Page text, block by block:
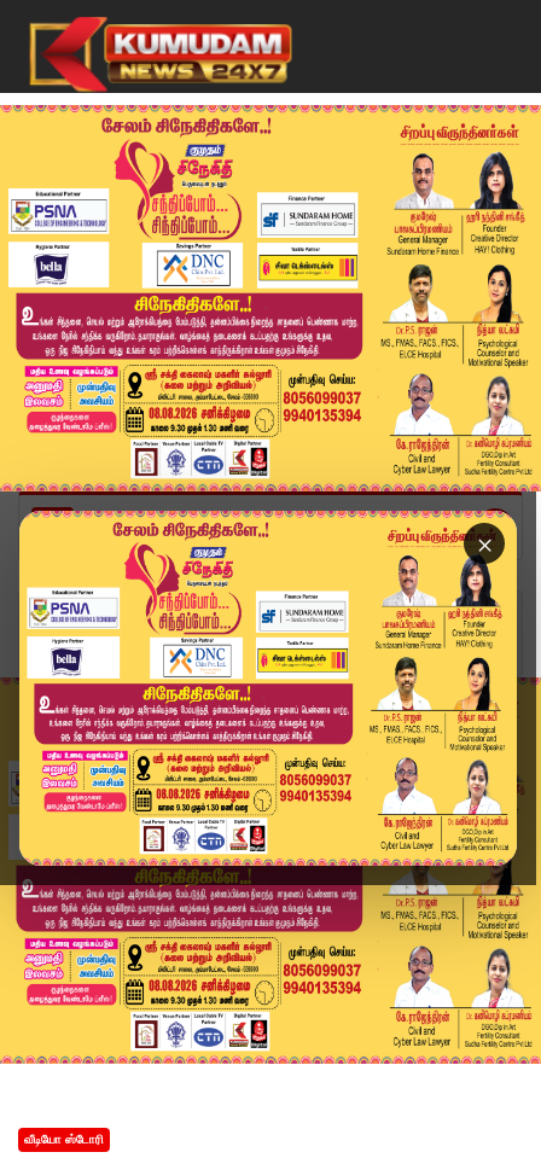
×
Home
வீடியோ ஸ்டோரி
🔴LIVE: Today Headlines - 03 June 2026 | 9 மணி ...
வீடியோ ஸ்டோரி